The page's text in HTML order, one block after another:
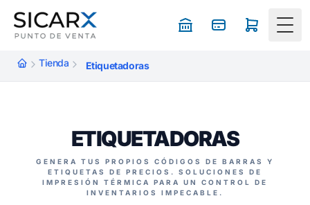
Tienda Etiquetadoras
ETIQUETADORAS
GENERA TUS PROPIOS CÓDIGOS DE BARRAS Y
ETIQUETAS DE PRECIOS. SOLUCIONES DE
IMPRESIÓN TÉRMICA PARA UN CONTROL DE
INVENTARIOS IMPECABLE.